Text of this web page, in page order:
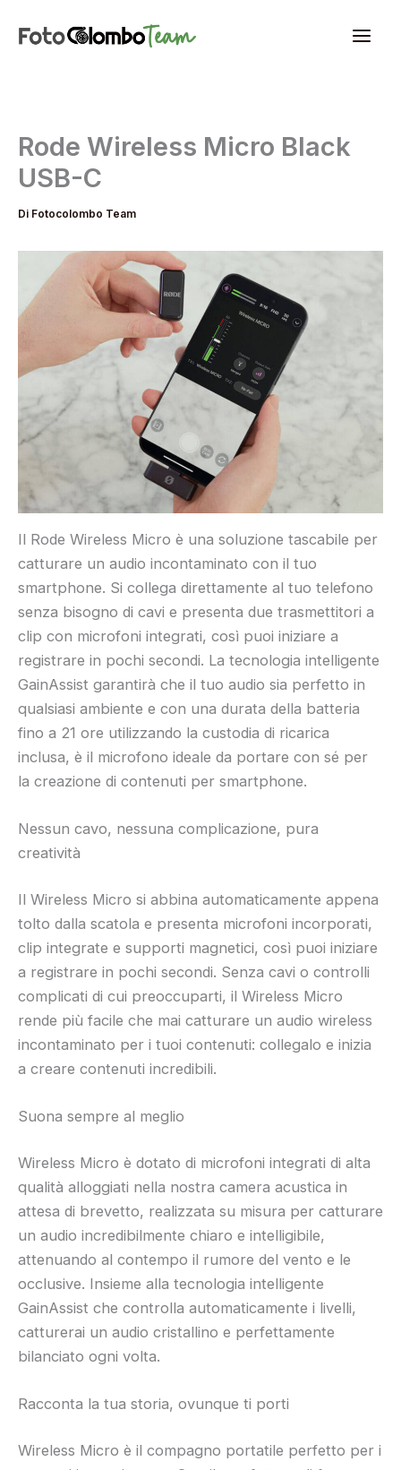
Rode Wireless Micro Black
USB-C
Di Fotocolombo Team
Il Rode Wireless Micro è una soluzione tascabile per
catturare un audio incontaminato con il tuo
smartphone. Si collega direttamente al tuo telefono
senza bisogno di cavi e presenta due trasmettitori a
clip con microfoni integrati, così puoi iniziare a
registrare in pochi secondi. La tecnologia intelligente
GainAssist garantirà che il tuo audio sia perfetto in
qualsiasi ambiente e con una durata della batteria
fino a 21 ore utilizzando la custodia di ricarica
inclusa, è il microfono ideale da portare con sé per
la creazione di contenuti per smartphone.
Nessun cavo, nessuna complicazione, pura
creatività
Il Wireless Micro si abbina automaticamente appena
tolto dalla scatola e presenta microfoni incorporati,
clip integrate e supporti magnetici, così puoi iniziare
a registrare in pochi secondi. Senza cavi o controlli
complicati di cui preoccuparti, il Wireless Micro
rende più facile che mai catturare un audio wireless
incontaminato per i tuoi contenuti: collegalo e inizia
a creare contenuti incredibili.
Suona sempre al meglio
Wireless Micro è dotato di microfoni integrati di alta
qualità alloggiati nella nostra camera acustica in
attesa di brevetto, realizzata su misura per catturare
un audio incredibilmente chiaro e intelligibile,
attenuando al contempo il rumore del vento e le
occlusive. Insieme alla tecnologia intelligente
GainAssist che controlla automaticamente i livelli,
catturerai un audio cristallino e perfettamente
bilanciato ogni volta.
Racconta la tua storia, ovunque ti porti
Wireless Micro è il compagno portatile perfetto per i